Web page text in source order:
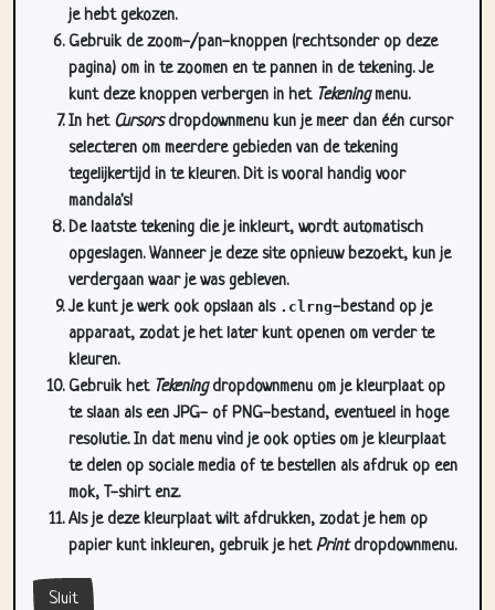
je hebt gekozen.
Gebruik de zoom-/pan-knoppen (rechtsonder op deze
pagina) om in te zoomen en te pannen in de tekening. Je
kunt deze knoppen verbergen in het Tekeningmenu.
In het Cursorsdropdownmenu kun je meer dan één cursor
selecteren om meerdere gebieden van de tekening
tegelijkertijd in te kleuren. Dit is vooral handig voor
mandala's!
De laatste tekening die je inkleurt, wordt automatisch
opgeslagen. Wanneer je deze site opnieuw bezoekt, kun je
verdergaan waar je was gebleven.
Je kunt je werk ook opslaan als .clrng-bestand op je
apparaat, zodat je het later kunt openen om verder te
kleuren.
Gebruik het Tekeningdropdownmenu om je kleurplaat op
te slaan als een JPG- of PNG-bestand, eventueel in hoge
resolutie. In dat menu vind je ook opties om je kleurplaat
te delen op sociale media of te bestellen als afdruk op een
mok, T-shirt enz.
Als je deze kleurplaat wilt afdrukken, zodat je hem op
papier kunt inkleuren, gebruik je hetPrintdropdownmenu.
Sluit